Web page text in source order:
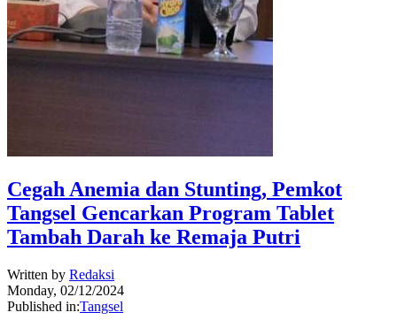
Cegah Anemia dan Stunting, Pemkot
Tangsel Gencarkan Program Tablet
Tambah Darah ke Remaja Putri
Written by Redaksi
Monday, 02/12/2024
Published in:Tangsel